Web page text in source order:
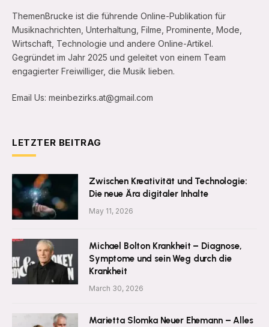
ThemenBrucke ist die führende Online-Publikation für
Musiknachrichten, Unterhaltung, Filme, Prominente, Mode,
Wirtschaft, Technologie und andere Online-Artikel.
Gegründet im Jahr 2025 und geleitet von einem Team
engagierter Freiwilliger, die Musik lieben.
Email Us: meinbezirks.at@gmail.com
LETZTER BEITRAG
Zwischen Kreativität und Technologie:
Die neue Ära digitaler Inhalte
May 11, 2026
Michael Bolton Krankheit – Diagnose,
Symptome und sein Weg durch die
Krankheit
March 30, 2026
Marietta Slomka Neuer Ehemann – Alles